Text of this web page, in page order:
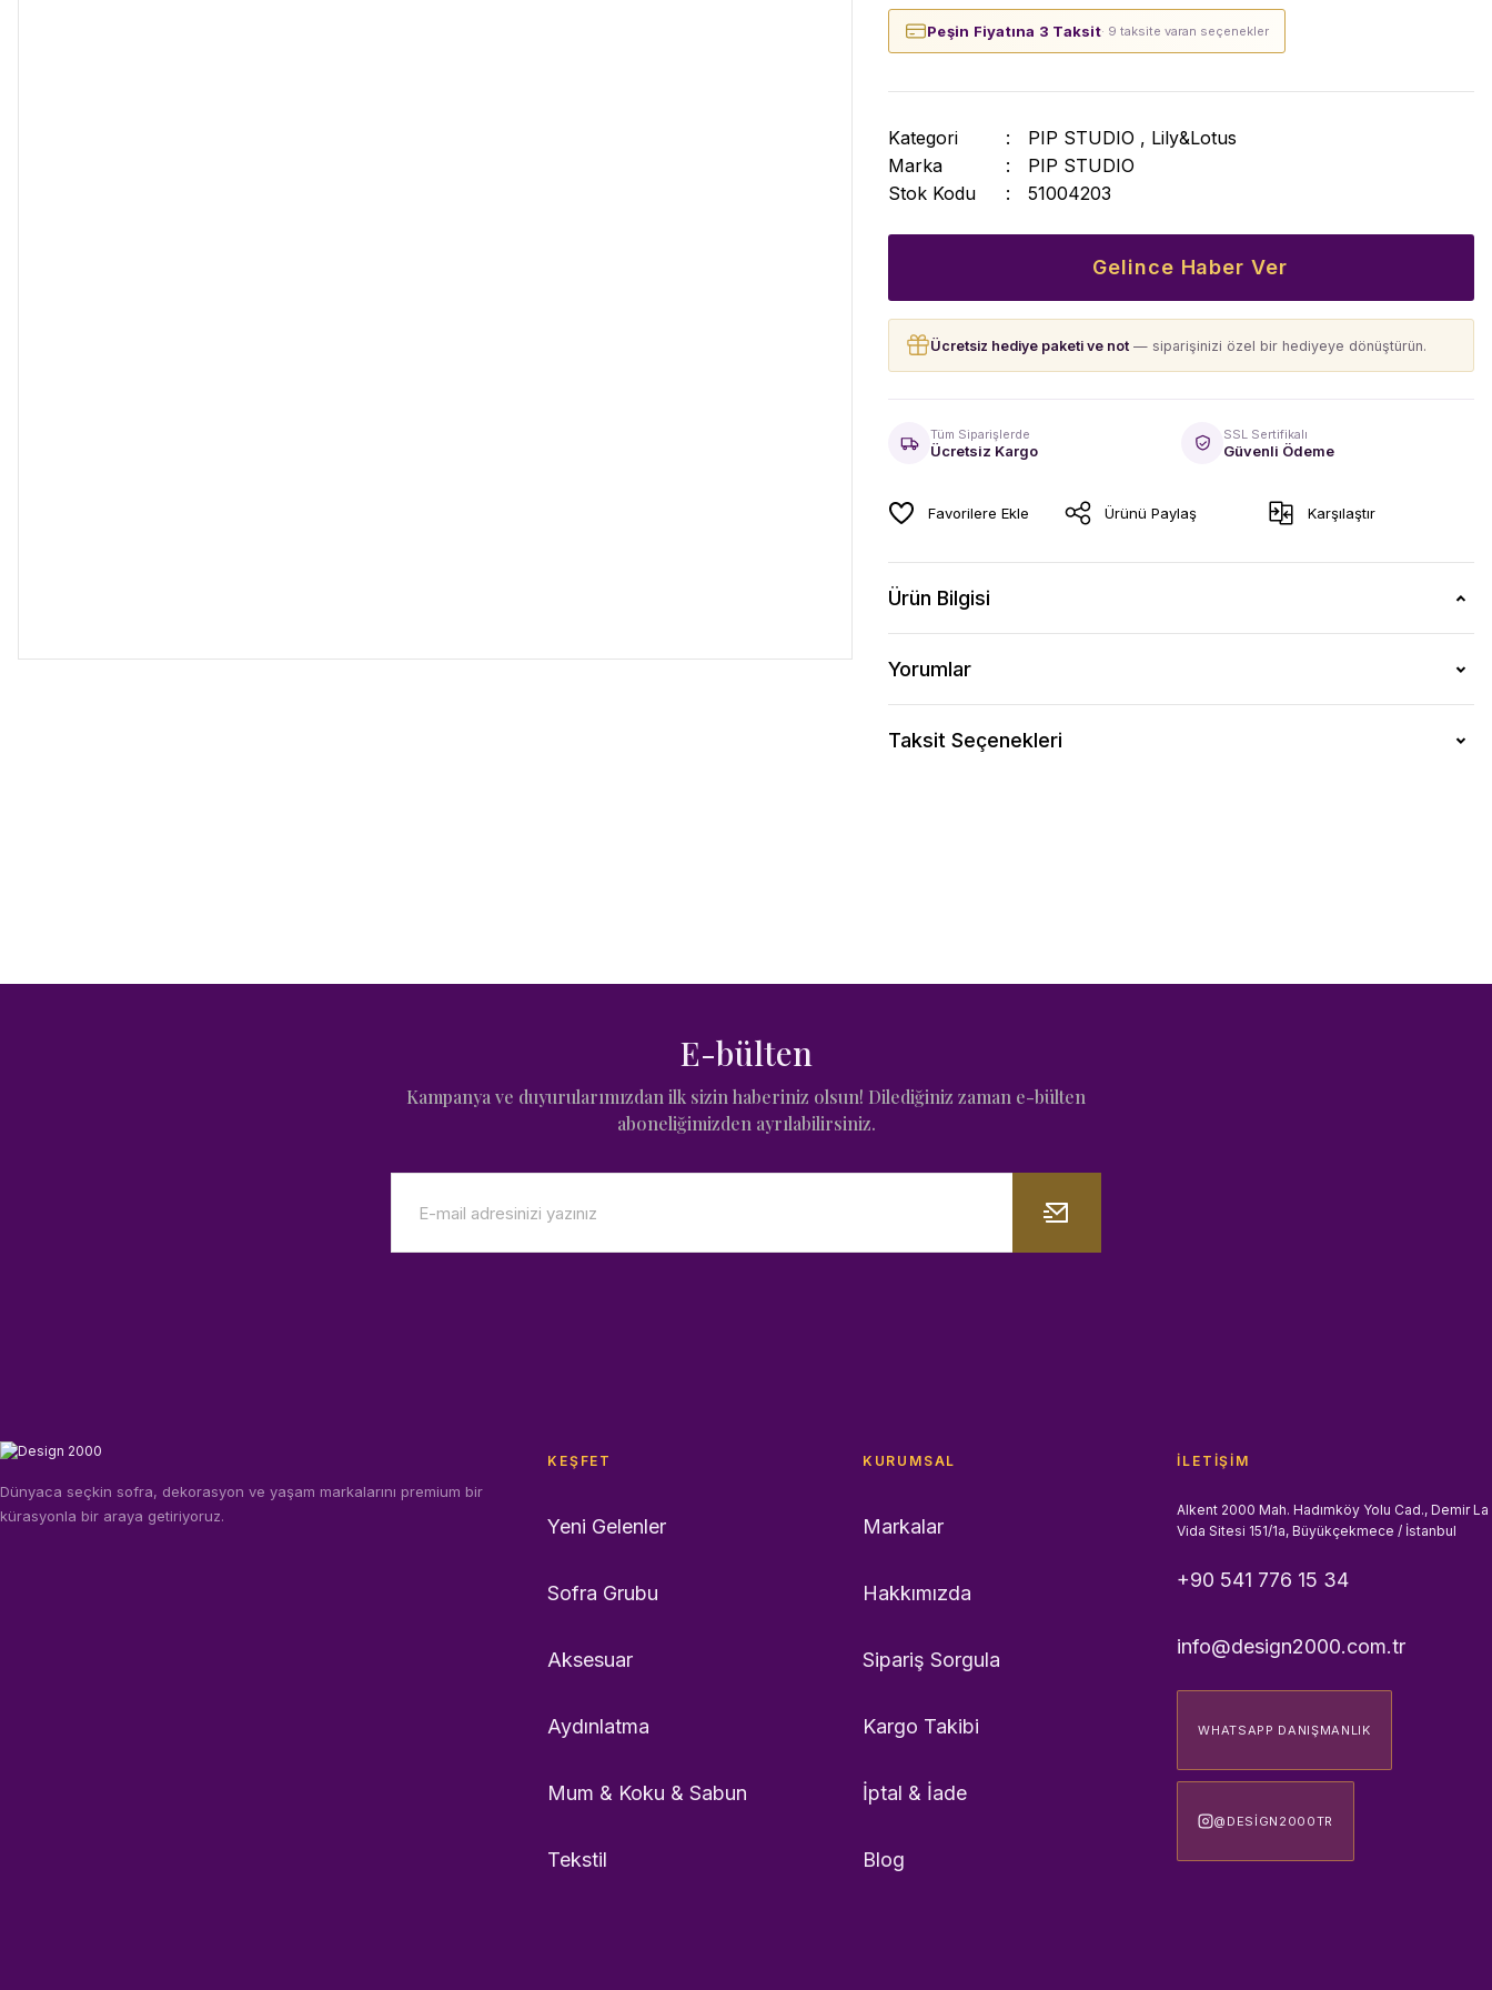
Peşin Fiyatına 3 Taksit· 9 taksite varan seçenekler
Kategori PIP STUDIO , Lily&Lotus
Marka
PIP STUDIO
Stok Kodu
51004203
Gelince Haber Ver
Ücretsiz hediye paketi ve not — siparişinizi özel bir hediyeye dönüştürün.
Tüm Siparişlerde
Ücretsiz Kargo
SSL Sertifikalı
Güvenli Ödeme
Ürünü Paylaş Karşılaştır
Ürün Bilgisi
Yorumlar
Taksit Seçenekleri
E-bülten
Kampanya ve duyurularımızdan ilk sizin haberiniz olsun! Dilediğiniz zaman e-bülten
aboneliğimizden ayrılabilirsiniz.
Dünyaca seçkin sofra, dekorasyon ve yaşam markalarını premium bir
kürasyonla bir araya getiriyoruz.
KEŞFET
Yeni Gelenler
Sofra Grubu
Aksesuar
Aydınlatma
Mum & Koku & Sabun
Tekstil
KURUMSAL
Markalar
Hakkımızda
Sipariş Sorgula
Kargo Takibi
İptal & İade
Blog
İLETIŞIM
Alkent 2000 Mah. Hadımköy Yolu Cad., Demir La
Vida Sitesi 151/1a, Büyükçekmece / İstanbul
+90 541 776 15 34
info@design2000.com.tr
WHATSAPP DANIŞMANLIK
@DESIGN2000TR